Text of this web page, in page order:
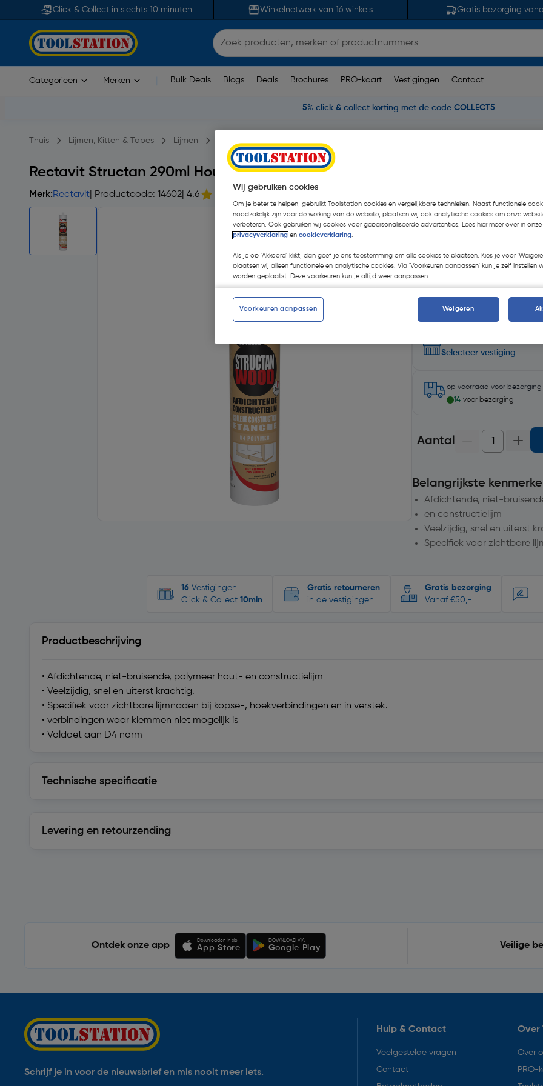
Click & Collect in slechts 10 minuten Winkelnetwerk van 16 winkels Gratis bezorging
Categorieën Merken Bulk Deals Blogs Deals Brochures PRO-kaart Vestigingen Contact
5% click & collect korting met de code COLLECT5
Thuis Lijmen, Kitten & Tapes Lijmen
Rectavit Structan 290ml Hout
Merk:Rectavit | Productcode: 14602 | 4.6
€ 12,15| Excl. btw € 10,04
Kies productvariant(2)
Selecteer winkel - Bekijk
Selecteer vestiging
op voorraad voor bezorging
14 voor bezorging
Aantal
Belangrijkste
Afdichtende, niet-
en constructielijm
Veelzijdig, snel en uiterst
Specifiek voor zichtbare
16 Vestigingen
Click & Collect 10min
Gratis retourneren
in de vestigingen
Gratis bezorging
Vanaf €50,-
Productbeschrijving
• Afdichtende, niet-bruisende, polymeer hout- en constructielijm
• Veelzijdig, snel en uiterst krachtig.
• Specifiek voor zichtbare lijmnaden bij kopse-, hoekverbindingen en in verstek.
• verbindingen waar klemmen niet mogelijk is
• Voldoet aan D4 norm
Technische specificatie
Levering en retourzending
Ontdek onze app
Downloaden in de
App Store
DOWNLOAD VIA
Google Play Veilige
Schrijf je in voor de nieuwsbrief en mis nooit meer iets.
Hulp & Contact
Veelgestelde vragen
Contact
Over
Over
PRO-
Wij gebruiken cookies
Om je beter te helpen, gebruikt Toolstation cookies en vergelijkbare technieken. Naast functionele
noodzakelijk zijn voor de werking van de website, plaatsen wij ook analytische cookies om onze
verbeteren. Ook gebruiken wij cookies voor gepersonaliseerde advertenties. Lees hier meer over in onze
privacyverklaring en cookieverklaring.
Als je op 'Akkoord' klikt, dan geef je ons toestemming om alle cookies te plaatsen. Kies je voor
plaatsen wij alleen functionele en analytische cookies. Via 'Voorkeuren aanpassen' kun je zelf instellen
worden geplaatst. Deze voorkeuren kun je altijd weer aanpassen.
Voorkeuren aanpassen Weigeren